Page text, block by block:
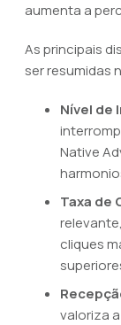
aumenta a
As principais
ser resumidas
Nível de
Native
Taxa de
cliques
valoriza